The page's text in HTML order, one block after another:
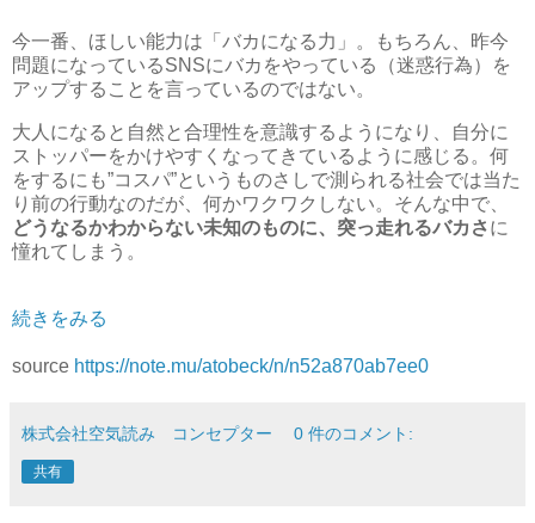
今一番、ほしい能力は「バカになる力」。もちろん、昨今
問題になっているSNSにバカをやっている（迷惑行為）を
アップすることを言っているのではない。
大人になると自然と合理性を意識するようになり、自分に
ストッパーをかけやすくなってきているように感じる。何
をするにも”コスパ”というものさしで測られる社会では当た
り前の行動なのだが、何かワクワクしない。そんな中で、
どうなるかわからない未知のものに、突っ走れるバカさに
憧れてしまう。
続きをみる
source https://note.mu/atobeck/n/n52a870ab7ee0
株式会社空気読み コンセプター 0 件のコメント:
共有